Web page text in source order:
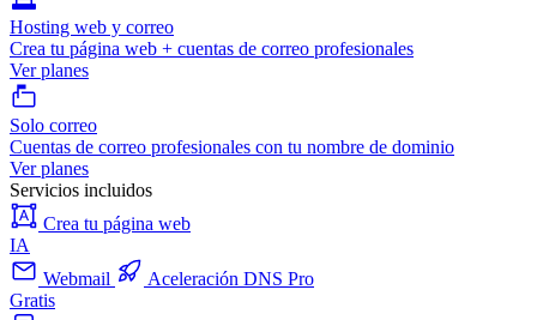
Hosting web y correo
Crea tu página web + cuentas de correo profesionales
Ver planes
Solo correo
Cuentas de correo profesionales con tu nombre de dominio
Ver planes
Servicios incluidos
Crea tu página web
IA
Webmail
Aceleración DNS Pro
Gratis